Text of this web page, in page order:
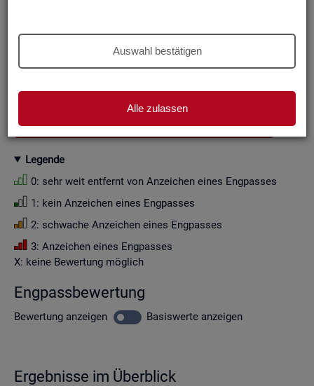
Auswahl bestätigen
Alle zulassen
Zah­len­wer­te i. d. R. auf Viel­fa­che von Zehn ge­run­det (siehe
die Fil­ter­mög­lich­kei­ten und die an­ge­zeig­ten Daten.
GESAMTDOWNLOAD ENGPASSANALYSE ALS CSV
Le­gen­de
0: sehr weit ent­fernt von An­zei­chen eines Eng­pas­ses
1: kein An­zei­chen eines Eng­pas­ses
2: schwa­che An­zei­chen eines Eng­pas­ses
3: An­zei­chen eines Eng­pas­ses
X: keine Be­wer­tung mög­lich
Eng­pass­be­wer­tung
Be­wer­tung an­zei­gen Ba­sis­wer­te an­zei­gen
Er­geb­nis­se im Über­blick